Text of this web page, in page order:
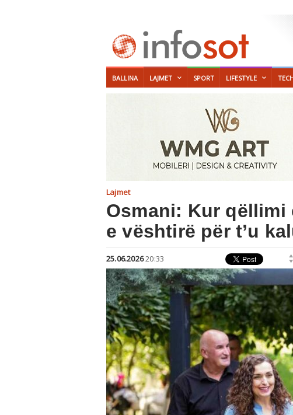
BALLINA LAJMET SPORT LIFESTYLE
Lajmet
Osmani: Kur
e vështirë për t’u
25.06.202620:33 